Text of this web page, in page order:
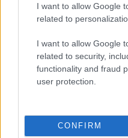
I want to allow Google
related to
I want to allow Google
related to security,
functionality and fraud
user protection.
CONFIRM
NB I
Loki:
kapott